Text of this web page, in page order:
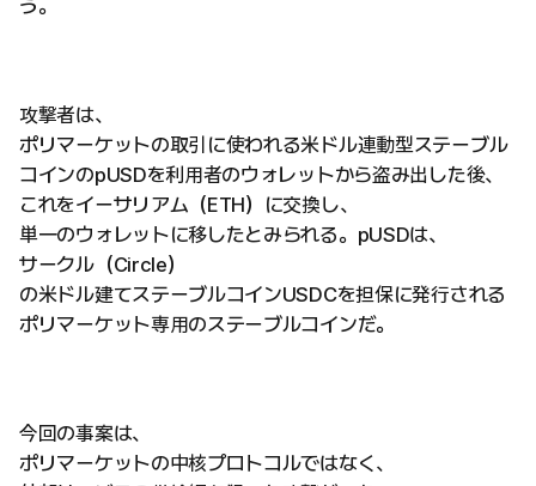
う。
攻撃者は、
ポリマーケットの取引に使われる米ドル連動型ステーブル
コインのpUSDを利用者のウォレットから盗み出した後、
これをイーサリアム（ETH）に交換し、
単一のウォレットに移したとみられる。pUSDは、
サークル（Circle）
の米ドル建てステーブルコインUSDCを担保に発行される
ポリマーケット専用のステーブルコインだ。
今回の事案は、
ポリマーケットの中核プロトコルではなく、